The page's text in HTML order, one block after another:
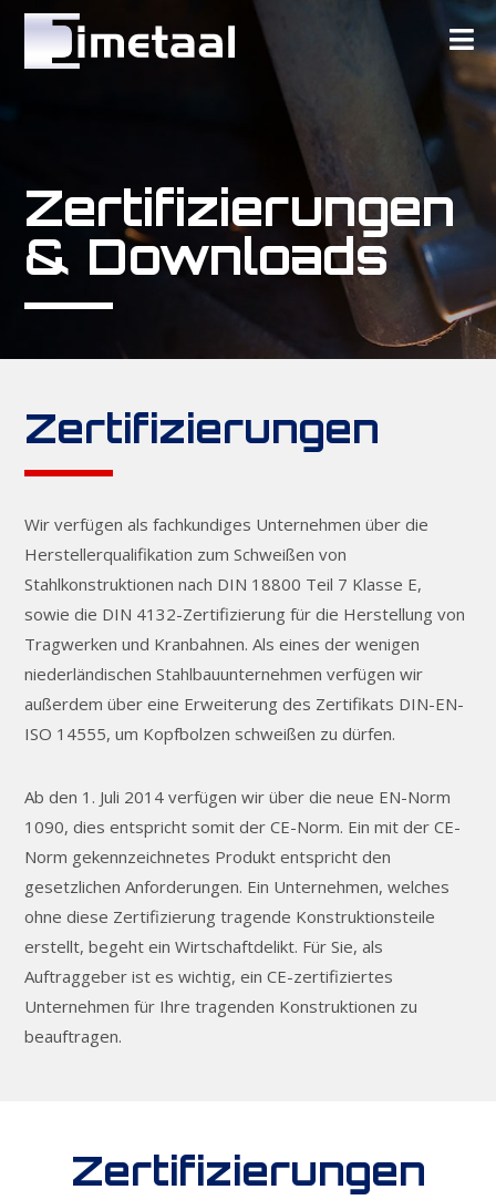
Zertifizierungen
& Downloads
Zertifizierungen
Wir verfügen als fachkundiges Unternehmen über die
Herstellerqualifikation zum Schweißen von
Stahlkonstruktionen nach DIN 18800 Teil 7 Klasse E,
sowie die DIN 4132-Zertifizierung für die Herstellung von
Tragwerken und Kranbahnen. Als eines der wenigen
niederländischen Stahlbauunternehmen verfügen wir
außerdem über eine Erweiterung des Zertifikats DIN-EN-
ISO 14555, um Kopfbolzen schweißen zu dürfen.
Ab den 1. Juli 2014 verfügen wir über die neue EN-Norm
1090, dies entspricht somit der CE-Norm. Ein mit der CE-
Norm gekennzeichnetes Produkt entspricht den
gesetzlichen Anforderungen. Ein Unternehmen, welches
ohne diese Zertifizierung tragende Konstruktionsteile
erstellt, begeht ein Wirtschaftdelikt. Für Sie, als
Auftraggeber ist es wichtig, ein CE-zertifiziertes
Unternehmen für Ihre tragenden Konstruktionen zu
beauftragen.
Zertifizierungen